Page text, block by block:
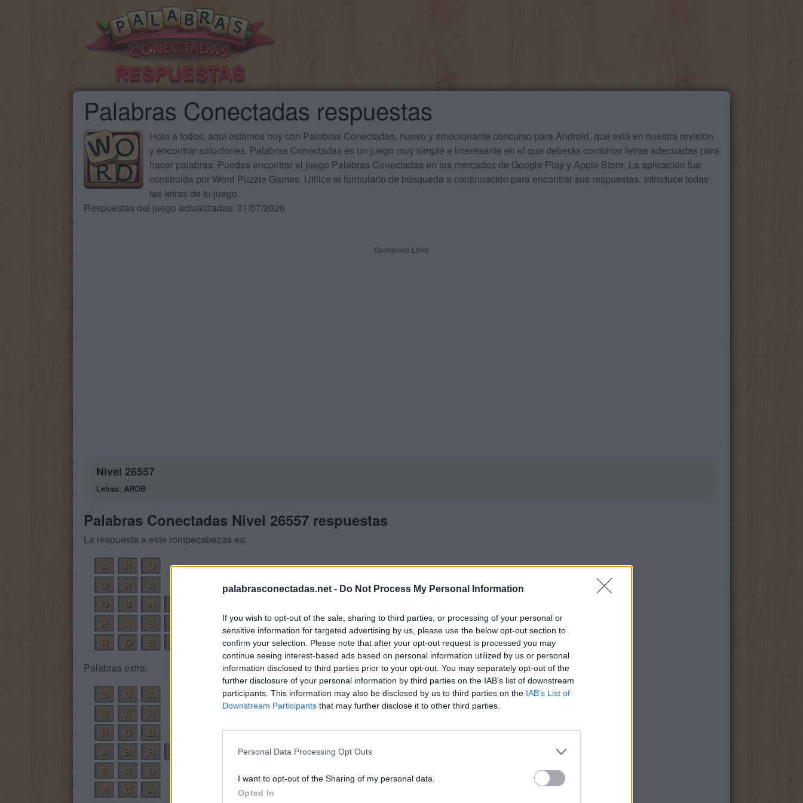
palabrasconectadas.net - Do Not Process My Personal Information
If you wish to opt-out of the sale, sharing to third parties, or processing of your personal or
sensitive information for targeted advertising by us, please use the below opt-out section to
confirm your selection. Please note that after your opt-out request is processed you may
continue seeing interest-based ads based on personal information utilized by us or personal
information disclosed to third parties prior to your opt-out. You may separately opt-out of the
further disclosure of your personal information by third parties on the IAB’s list of downstream
participants. This information may also be disclosed by us to third parties on the IAB’s List of
Downstream Participants that may further disclose it to other third parties.
Personal Data Processing Opt Outs
I want to opt-out of the Sharing of my personal data.
Opted In
Palabras Conectadas respuestas
Hola a todos, aquí estamos hoy con Palabras Conectadas, nuevo y emocionante concurso para Android, que está en nuestra revisión
y encontrar soluciones. Palabras Conectadas es un juego muy simple e interesante en el que deberás combinar letras adecuadas para
hacer palabras. Puedes encontrar el juego Palabras Conectadas en los mercados de Google Play y Apple Store. La aplicación fue
construida por Word Puzzle Games. Utilice el formulario de búsqueda a continuación para encontrar sus respuestas. Introduce todas
las letras de tu juego.
Respuestas del juego actualizadas: 31/07/2026
Sponsored Links
Nivel 26557
Letras: AROB
Palabras Conectadas Nivel 26557 respuestas
La respuesta a este rompecabezas es:
A
R
O
O
R
A
O
B R
R
A B
R
O B
Palabras extra:
B
O
A
B
A
R
R
O
B
A
B R
B
A
O
R
O A